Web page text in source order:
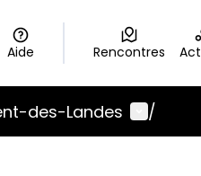
Aide Rencontres
des-Landes Menu
/